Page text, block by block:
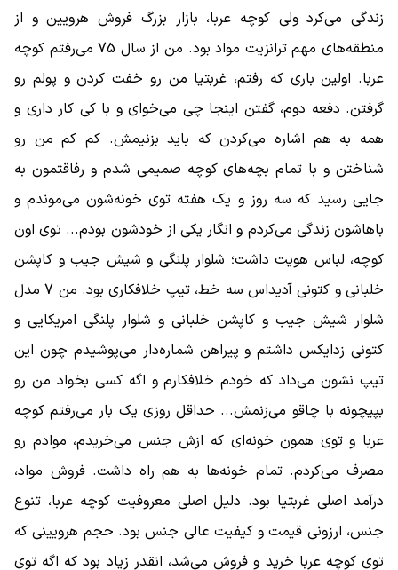
زندگی می‌کرد ولی کوچه عربا، بازار بزرگ فروش هرویین و از
منطقه‌های مهم ترانزیت مواد بود. من از سال 75 می‌رفتم کوچه
عربا. اولین ‌باری که رفتم، غربتیا من رو خفت کردن و پولم رو
گرفتن. دفعه دوم، گفتن اینجا چی می‌خوای و با کی کار داری و
همه به هم اشاره می‌کردن که باید بزنیمش. کم کم من رو
شناختن و با تمام بچه‌های کوچه صمیمی شدم و رفاقتمون به
جایی رسید که سه روز و یک هفته توی خونه‌شون می‌موندم و
باهاشون زندگی می‌کردم و انگار یکی از خودشون بودم... توی اون
کوچه، لباس هویت داشت؛ شلوار پلنگی و شیش جیب و کاپشن
خلبانی و کتونی آدیداس سه خط، تیپ خلافکاری بود. من 7 مدل
شلوار شیش جیب و کاپشن خلبانی و شلوار پلنگی امریکایی و
کتونی زدایکس داشتم و پیراهن شماره‌دار می‌پوشیدم چون این
تیپ نشون می‌داد که خودم خلافکارم و اگه کسی بخواد من رو
بپیچونه با چاقو می‌زنمش... حداقل روزی یک بار می‌رفتم کوچه
عربا و توی همون خونه‌ای که ازش جنس می‌خریدم، موادم رو
مصرف می‌کردم. تمام خونه‌ها به هم راه داشت. فروش مواد،
درآمد اصلی غربتیا بود. دلیل اصلی معروفیت کوچه عربا، تنوع
جنس، ارزونی قیمت و کیفیت عالی جنس بود. حجم هرویینی که
توی کوچه عربا خرید و فروش می‌شد، انقدر زیاد بود که اگه توی